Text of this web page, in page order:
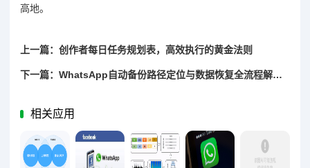
高地。
上一篇：创作者每日任务规划表，高效执行的黄金法则
下一篇：WhatsApp自动备份路径定位与数据恢复全流程解析指南
相关应用